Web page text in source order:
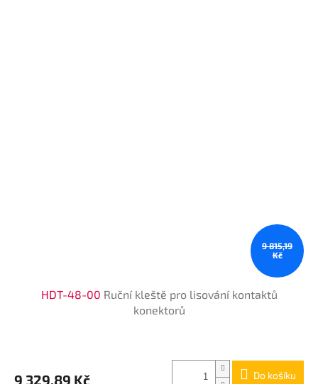
9 815,19
Kč
HDT-48-00 Ruční kleště pro lisování kontaktů
konektorů
9 329,89 Kč Do košíku